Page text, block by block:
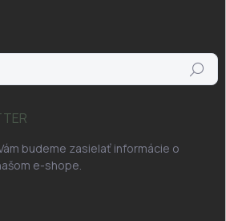
Hľadať
budeme zasielať informácie o
e-shope.